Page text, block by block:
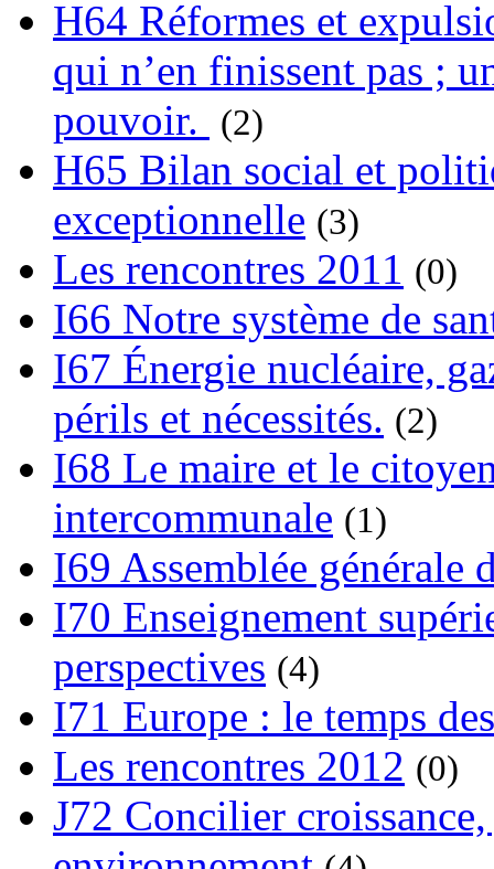
H64 Réformes et
qui n’en finissent pas ;
pouvoir.
(2)
H65 Bilan social et
exceptionnelle (3)
Les rencontres 2011 (0)
I66 Notre système de
I67 Énergie nucléaire,
périls et nécessités. (2)
I68 Le maire et le
intercommunale (1)
I69 Assemblée générale
I70 Enseignement
perspectives (4)
I71 Europe : le temps
Les rencontres 2012 (0)
J72 Concilier